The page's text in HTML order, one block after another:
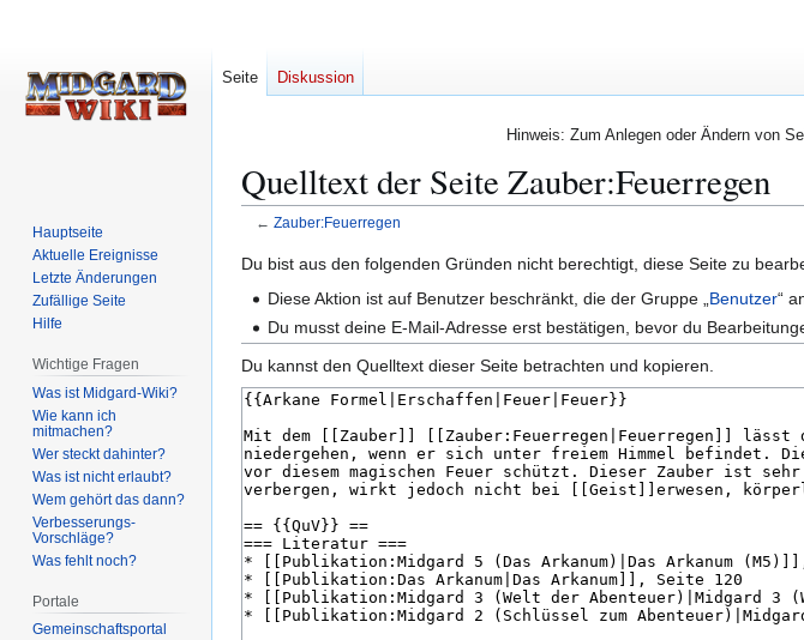
Hinweis: Zum Anlegen oder Ändern von
Quelltext der Seite Zauber:Feuerregen
← Zauber:Feuerregen
Zur
Navigation
Zur
Suche
Du bist aus den folgenden Gründen nicht berechtigt, diese Seite zu
Diese Aktion ist auf Benutzer beschränkt, die der Gruppe „Benutzer“
Du musst deine E-Mail-Adresse erst bestätigen, bevor du
Du kannst den Quelltext dieser Seite betrachten und kopieren.
Seite Diskussion
Hauptseite
Aktuelle Ereignisse
Letzte Änderungen
Zufällige Seite
Hilfe
Wichtige Fragen
Was ist Midgard-Wiki?
Wie kann ich
mitmachen?
Wer steckt dahinter?
Was ist nicht erlaubt?
Wem gehört das dann?
Verbesserungs-
Vorschläge?
Was fehlt noch?
Portale
Gemeinschafts­portal